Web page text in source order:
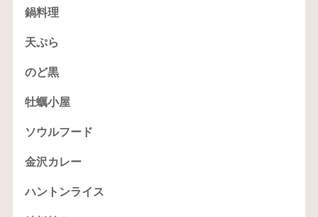
鍋料理
天ぷら
のど黒
牡蠣小屋
ソウルフード
金沢カレー
ハントンライス